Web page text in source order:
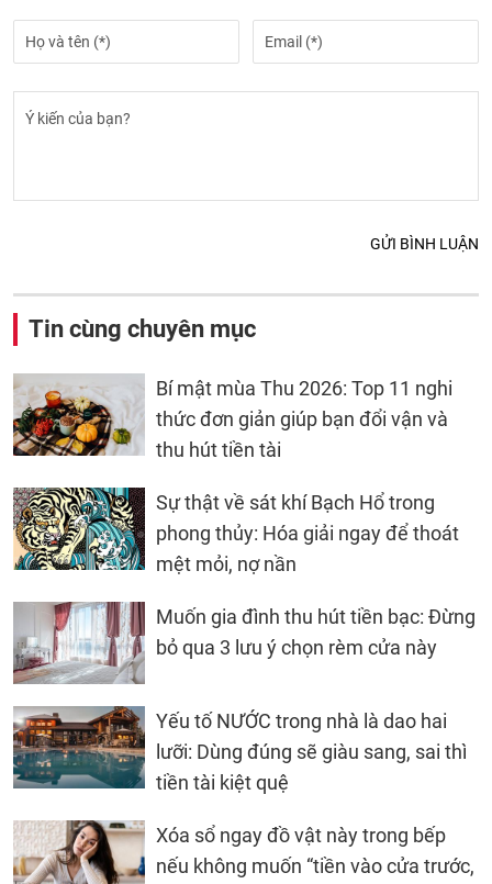
GỬI BÌNH LUẬN
Tin cùng chuyên mục
Bí mật mùa Thu 2026: Top 11 nghi
thức đơn giản giúp bạn đổi vận và
thu hút tiền tài
Sự thật về sát khí Bạch Hổ trong
phong thủy: Hóa giải ngay để thoát
mệt mỏi, nợ nần
Muốn gia đình thu hút tiền bạc: Đừng
bỏ qua 3 lưu ý chọn rèm cửa này
Yếu tố NƯỚC trong nhà là dao hai
lưỡi: Dùng đúng sẽ giàu sang, sai thì
tiền tài kiệt quệ
Xóa sổ ngay đồ vật này trong bếp
nếu không muốn “tiền vào cửa trước,